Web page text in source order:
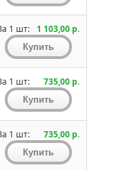
1 шт: 1 103,00 р.
1 шт: 735,00 р.
1 шт: 735,00 р.